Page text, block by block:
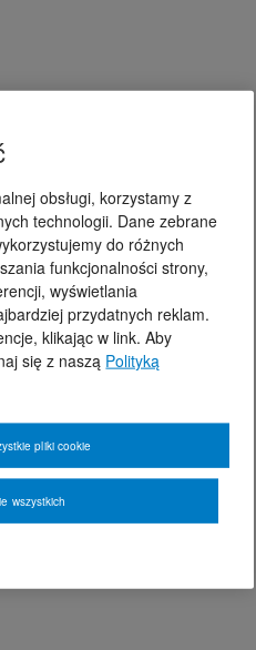
obsługi, korzystamy z
technologii. Dane zebrane
do różnych
funkcjonalności strony,
wyświetlania
przydatnych reklam.
klikając w link. Aby
się z naszą Polityką
wszystkich
pliki cookie